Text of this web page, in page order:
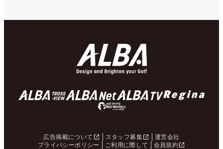
広告掲載について スタッフ募集
運営会社
プライバシーポリシー
ご利用に際して
会員規約